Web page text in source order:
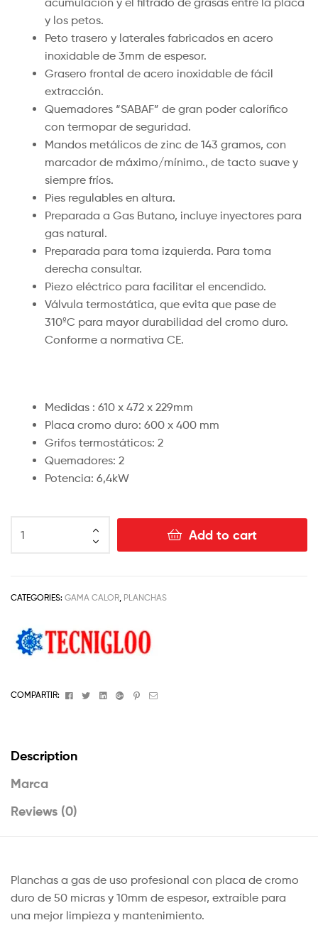
y los petos.
Peto trasero y laterales fabricados en acero
inoxidable de 3mm de espesor.
Grasero frontal de acero inoxidable de fácil
extracción.
Quemadores “SABAF” de gran poder calorífico
con termopar de seguridad.
Mandos metálicos de zinc de 143 gramos, con
marcador de máximo/mínimo., de tacto suave y
siempre fríos.
Pies regulables en altura.
Preparada a Gas Butano, incluye inyectores para
gas natural.
Preparada para toma izquierda. Para toma
derecha consultar.
Piezo eléctrico para facilitar el encendido.
Válvula termostática, que evita que pase de
310ºC para mayor durabilidad del cromo duro.
Conforme a normativa CE.
Medidas : 610 x 472 x 229mm
Placa cromo duro: 600 x 400 mm
Grifos termostáticos: 2
Quemadores: 2
Potencia: 6,4kW
Add to cart
CATEGORIES: GAMA CALOR PLANCHAS
COMPARTIR: FacebookTwitterLinkedinGoogle+Pinterest
Email
Description
Marca
Reviews (0)
Planchas a gas de uso profesional con placa de cromo
duro de 50 micras y 10mm de espesor, extraíble para
una mejor limpieza y mantenimiento.